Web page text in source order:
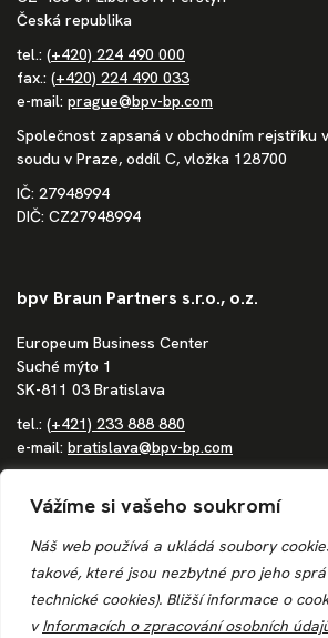
Vážíme si vašeho soukromí
Náš web používá a ukládá soubory
takové, které jsou nezbytné pro jeho
technické cookies). Bližší informace o
vInformacích o zpracování osobních
Česká republika
tel.: (+420) 224 490 000
fax.: (+420) 224 490 033
e-mail: prague@bpv-bp.com
Společnost zapsaná v obchodním rejstříku
soudu v Praze, oddíl C, vložka 128700
IČ: 27948994
DIČ: CZ27948994
bpv Braun Partners s.r.o., o.z.
Europeum Business Center
Suché mýto 1
SK-811 03 Bratislava
tel.: (+421) 233 888 880
e-mail: bratislava@bpv-bp.com
soudem Bratislava III, oddíl Po, vložka 1683/B
IČ: 36862207
DIČ: 4020244250
IČ DPH: SK4020244250